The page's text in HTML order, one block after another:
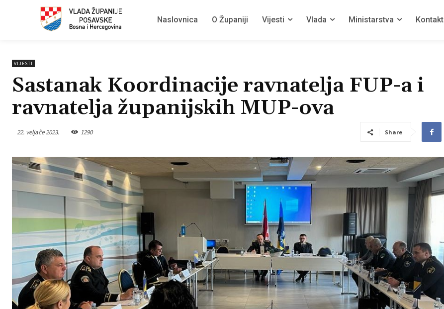
Naslovnica O Županiji Vijesti Vlada Ministarstva Kontakt
VIJESTI
Sastanak Koordinacije ravnatelja FUP-a i
ravnatelja županijskih MUP-ova
22. veljače 2023. 1290 Share